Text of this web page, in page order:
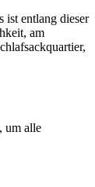
ist entlang dieser
am
um alle